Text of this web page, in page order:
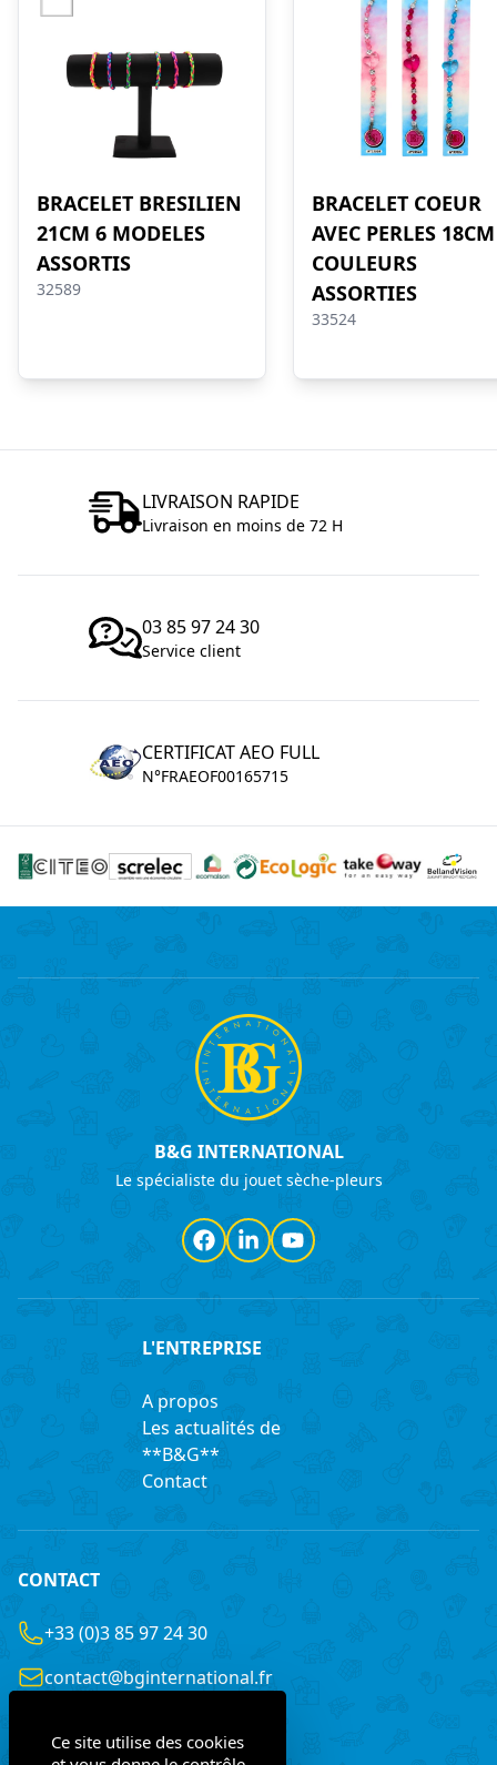
BRACELET BRESILIEN
21CM 6 MODELES
ASSORTIS
32589
BRACELET COEUR
AVEC PERLES
COULEURS
ASSORTIES
33524
LIVRAISON RAPIDE
Livraison en moins de 72 H
03 85 97 24 30
Service client
CERTIFICAT AEO FULL
N°FRAEOF00165715
B&G INTERNATIONAL
Le spécialiste du jouet sèche-pleurs
Facebook
LinkedInYouTube
L'ENTREPRISE
A propos
Les actualités de
**B&G**
Contact
CONTACT
+33 (0)3 85 97 24 30
contact@bginternational.fr
71100 Chalon-sur-Saône
Ce site utilise des cookies